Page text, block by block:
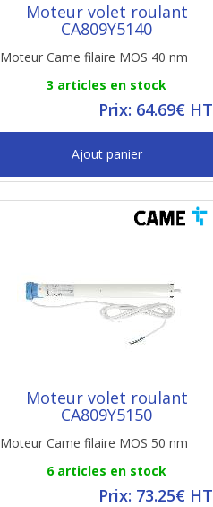
Moteur volet roulant
CA809Y5140
Moteur Came filaire MOS 40 nm
3 articles en stock
Prix: 64.69€ HT
Ajout panier
Moteur volet roulant
CA809Y5150
Moteur Came filaire MOS 50 nm
6 articles en stock
Prix: 73.25€ HT